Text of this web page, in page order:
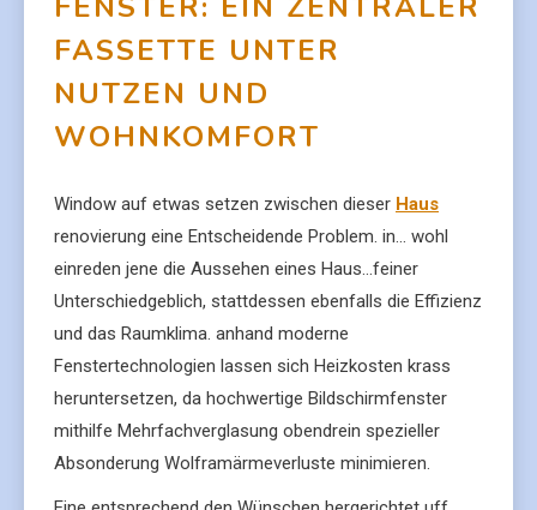
FASSETTE UNTER
NUTZEN UND
WOHNKOMFORT
Window auf etwas setzen zwischen dieser Haus
renovierung eine Entscheidende Problem. in… wohl
einreden jene die Aussehen eines Haus…feiner
Unterschiedgeblich, stattdessen ebenfalls die Effizienz
und das Raumklima. anhand moderne
Fenstertechnologien lassen sich Heizkosten krass
heruntersetzen, da hochwertige Bildschirmfenster
mithilfe Mehrfachverglasung obendrein spezieller
Absonderung Wolframärmeverluste minimieren.